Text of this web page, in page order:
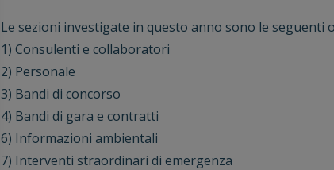
Le sezioni investigate in questo anno sono le seguenti
1) Consulenti e collaboratori
2) Personale
3) Bandi di concorso
4) Bandi di gara e contratti
6) Informazioni ambientali
7) Interventi straordinari di emergenza